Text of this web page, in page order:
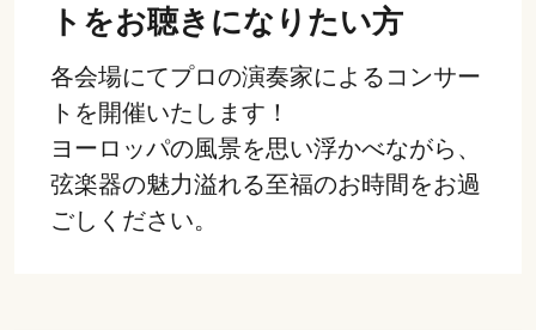
トをお聴きになりたい方
各会場にてプロの演奏家によるコンサー
トを開催いたします！
ヨーロッパの風景を思い浮かべながら、
弦楽器の魅力溢れる至福のお時間をお過
ごしください。